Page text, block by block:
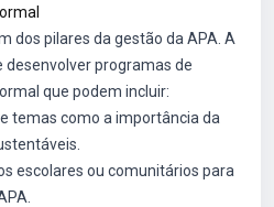
dos pilares da gestão da APA. A
programas de
que podem incluir:
temas como a importância da
escolares ou comunitários para